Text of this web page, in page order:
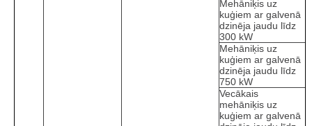
Mehāniķis uz
kuģiem ar galvenā
dzinēja jaudu līdz
300 kW
Mehāniķis uz
kuģiem ar galvenā
dzinēja jaudu līdz
750 kW
Vecākais
mehāniķis uz
kuģiem ar galvenā